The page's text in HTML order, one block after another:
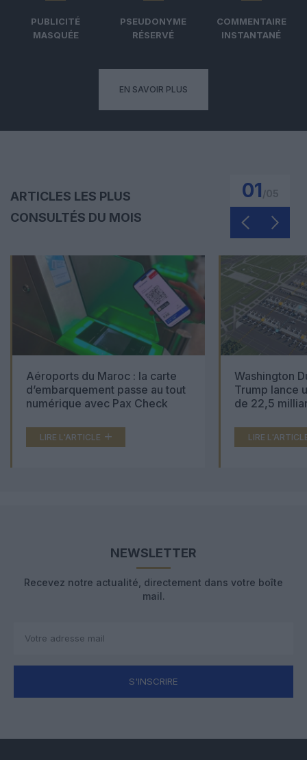
PUBLICITÉ
MASQUÉE
PSEUDONYME
RÉSERVÉ
COMMENTAIRE
INSTANTANÉ
EN SAVOIR PLUS
ARTICLES LES PLUS
CONSULTÉS DU MOIS
01
Aéroports du Maroc : la carte
d’embarquement passe au tout
numérique avec Pax Check
LIRE L'ARTICLE
Washington
Trump lance
de 22,5
LIRE
NEWSLETTER
Recevez notre actualité, directement dans votre boîte
mail.
S'INSCRIRE